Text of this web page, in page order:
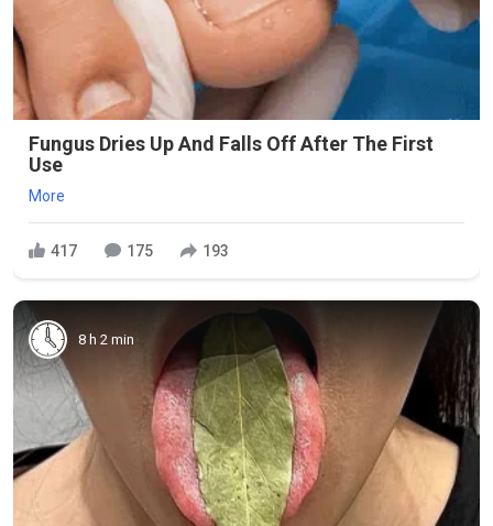
Fungus Dries Up And Falls Off After The First
Use
More
417 175 193
8 h 2 min